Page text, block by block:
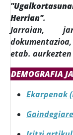
Herrian".
Jarraian,
etab. aurkezten
DEMOGRAFIA
Ekarpenak